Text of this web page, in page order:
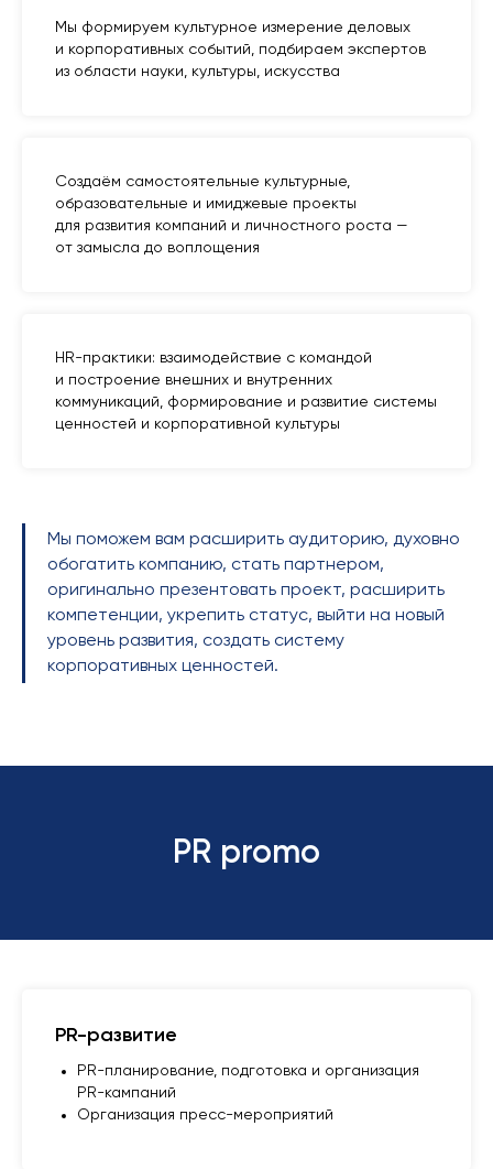
Мы формируем культурное измерение деловых
и корпоративных событий, подбираем экспертов
из области науки, культуры, искусства
Создаём самостоятельные культурные,
образовательные и имиджевые проекты
для развития компаний и личностного роста —
от замысла до воплощения
HR-практики: взаимодействие с командой
и построение внешних и внутренних
коммуникаций, формирование и развитие системы
ценностей и корпоративной культуры
Мы поможем вам расширить аудиторию, духовно
обогатить компанию, стать партнером,
оригинально презентовать проект, расширить
компетенции, укрепить статус, выйти на новый
уровень развития, создать систему
корпоративных ценностей.
PR promo
PR-развитие
PR-планирование, подготовка и организация
PR-кампаний
Организация пресс-мероприятий